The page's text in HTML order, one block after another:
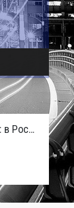
Бензин больше не в моде: в России зафиксирован взрывной отказ от двигателей внутреннего сгорания